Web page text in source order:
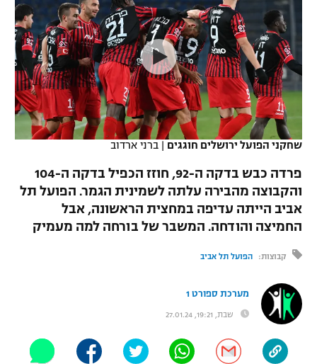
VOD
רץ ברשת
תוצאות
לוח שידורים
"מעל הליגה" – פודקאסט
"מחצית בשכונה" – פודקאסט
נבחרת ישראל
מכבי חיפה
בית"ר ירושלים
מכבי תל אביב
הפועל תל אביב
הפועל חיפה
הפועל באר שבע
מכבי נתניה
בני יהודה
ליגה ספרדית
ליגה איטלקית
ליגה צרפתית
ליגה הולנדית
ליגה טורקית
כדורסל נשים
מכבי תל אביב
הפועל חולון
הפועל ירושלים
דני אבדיה
יורוליג
יורוקאפ
טניס
כדוריד
כדורעף
שחייה
ג'ודו
אגרוף
היאבקות WWE
אופניים
שחקני הפועל ירושלים חוגגים | ברני ארדוב
פרדה כבש בדקה ה-92, חוזז הכפיל בדקה ה-104
והקבוצה מהבירה עלתה לשמינית הגמר. הפועל תל
אביב הייתה עדיפה במחצית הראשונה, אבל
החמיצה והודחה. המשבר של בורחה למה מעמיק
קבוצות: הפועל תל אביב
מערכת ספורט 1
שבת, 19:21, 27.01.24